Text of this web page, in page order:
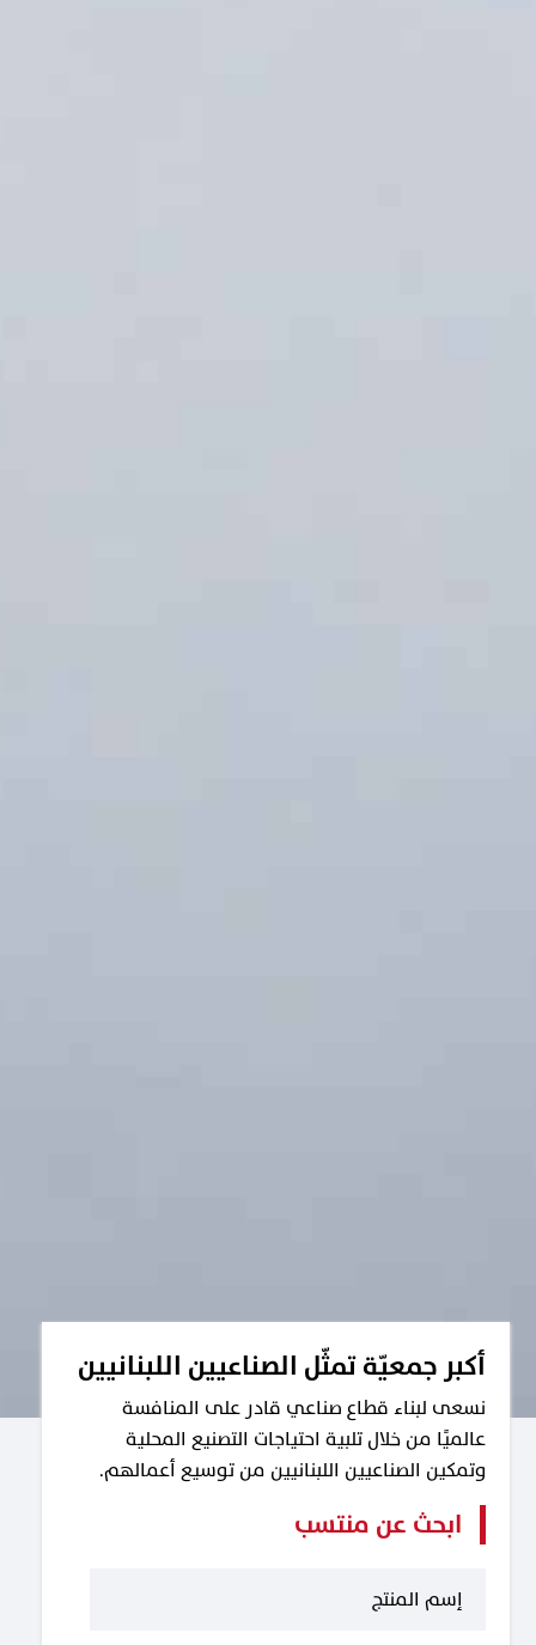
أكبر جمعيّة تمثّل الصناعيين اللبنانيين
نسعى لبناء قطاع صناعي قادر على المنافسة
عالميًا من خلال تلبية احتياجات التصنيع المحلية
وتمكين الصناعيين اللبنانيين من توسيع أعمالهم.
ابحث عن منتسب